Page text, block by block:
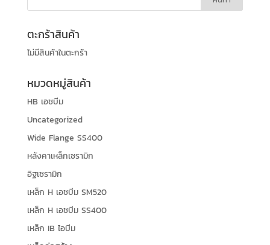
ตะกร้าสินค้า
ไม่มีสินค้าในตะกร้า
หมวดหมู่สินค้า
HB เอชบีม
Uncategorized
Wide Flange SS400
หลังคาเหล็กเซรามิก
อิฐเซรามิก
เหล็ก H เอชบีม SM520
เหล็ก H เอชบีม SS400
เหล็ก IB ไอบีม